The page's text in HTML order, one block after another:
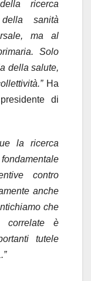
ricerca
sanità
ma al
Solo
della salute,
Ha
di
la ricerca
contro
anche
che
correlate è
tutele